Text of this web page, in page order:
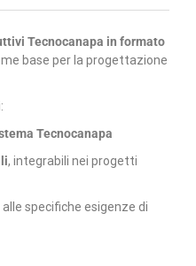
Tecnocanapa in formato
base per la progettazione
Tecnocanapa
, integrabili nei progetti
alle specifiche esigenze di